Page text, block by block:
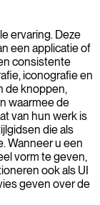
ervaring. Deze
een applicatie of
consistente
iconografie en
de knoppen,
waarmee de
van hun werk is
die als
Wanneer u een
vorm te geven,
ook als UI
geven over de